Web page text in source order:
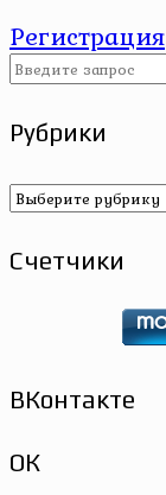
Регистрация
Рубрики
Рубрики
Счетчики
ВКонтакте
ОК